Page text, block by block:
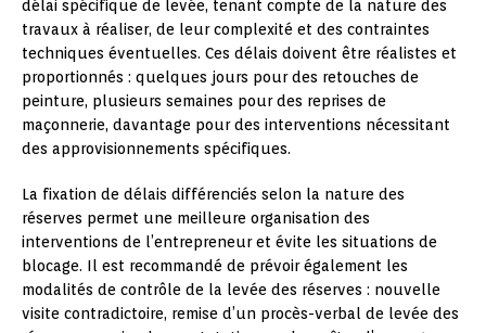
délai spécifique de levée, tenant compte de la nature des
travaux à réaliser, de leur complexité et des contraintes
techniques éventuelles. Ces délais doivent être réalistes et
proportionnés : quelques jours pour des retouches de
peinture, plusieurs semaines pour des reprises de
maçonnerie, davantage pour des interventions nécessitant
des approvisionnements spécifiques.
La fixation de délais différenciés selon la nature des
réserves permet une meilleure organisation des
interventions de l’entrepreneur et évite les situations de
blocage. Il est recommandé de prévoir également les
modalités de contrôle de la levée des réserves : nouvelle
visite contradictoire, remise d’un procès-verbal de levée des